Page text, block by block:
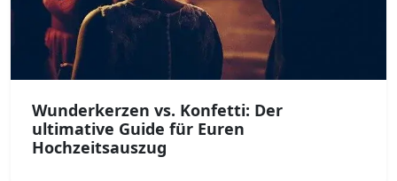
Wunderkerzen vs. Konfetti: Der
ultimative Guide für Euren
Hochzeitsauszug